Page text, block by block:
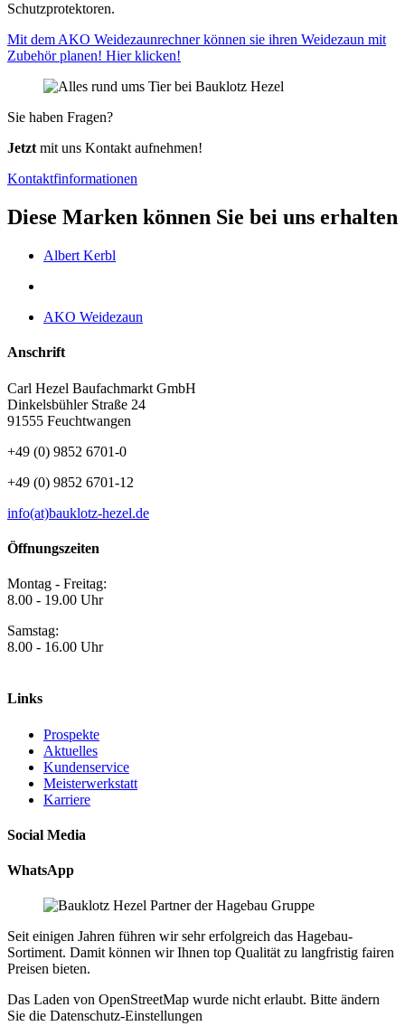
Schutzprotektoren.
Mit dem AKO Weidezaunrechner können sie ihren Weidezaun mit
Zubehör planen! Hier klicken!
Sie haben Fragen?
Jetzt mit uns Kontakt aufnehmen!
Kontaktfinformationen
Diese Marken können Sie bei uns erhalten
Albert Kerbl
AKO Weidezaun
Anschrift
Carl Hezel Baufachmarkt GmbH
Dinkelsbühler Straße 24
91555 Feuchtwangen
+49 (0) 9852 6701-0
+49 (0) 9852 6701-12
info(at)bauklotz-hezel.de
Öffnungszeiten
Montag - Freitag:
8.00 - 19.00 Uhr
Samstag:
8.00 - 16.00 Uhr
Links
Prospekte
Aktuelles
Kundenservice
Meisterwerkstatt
Karriere
Social Media
WhatsApp
Seit einigen Jahren führen wir sehr erfolgreich das Hagebau-
Sortiment. Damit können wir Ihnen top Qualität zu langfristig fairen
Preisen bieten.
Das Laden von OpenStreetMap wurde nicht erlaubt. Bitte ändern
Sie die Datenschutz-Einstellungen